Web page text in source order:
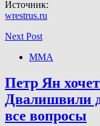
Источник:
wrestrus.ru
Next Post
ММА
Петр Ян
Двалишвили
все вопросы